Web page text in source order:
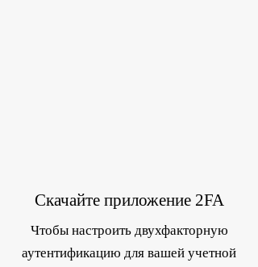
Скачайте приложение 2FA
Чтобы настроить двухфакторную
аутентификацию для вашей учетной